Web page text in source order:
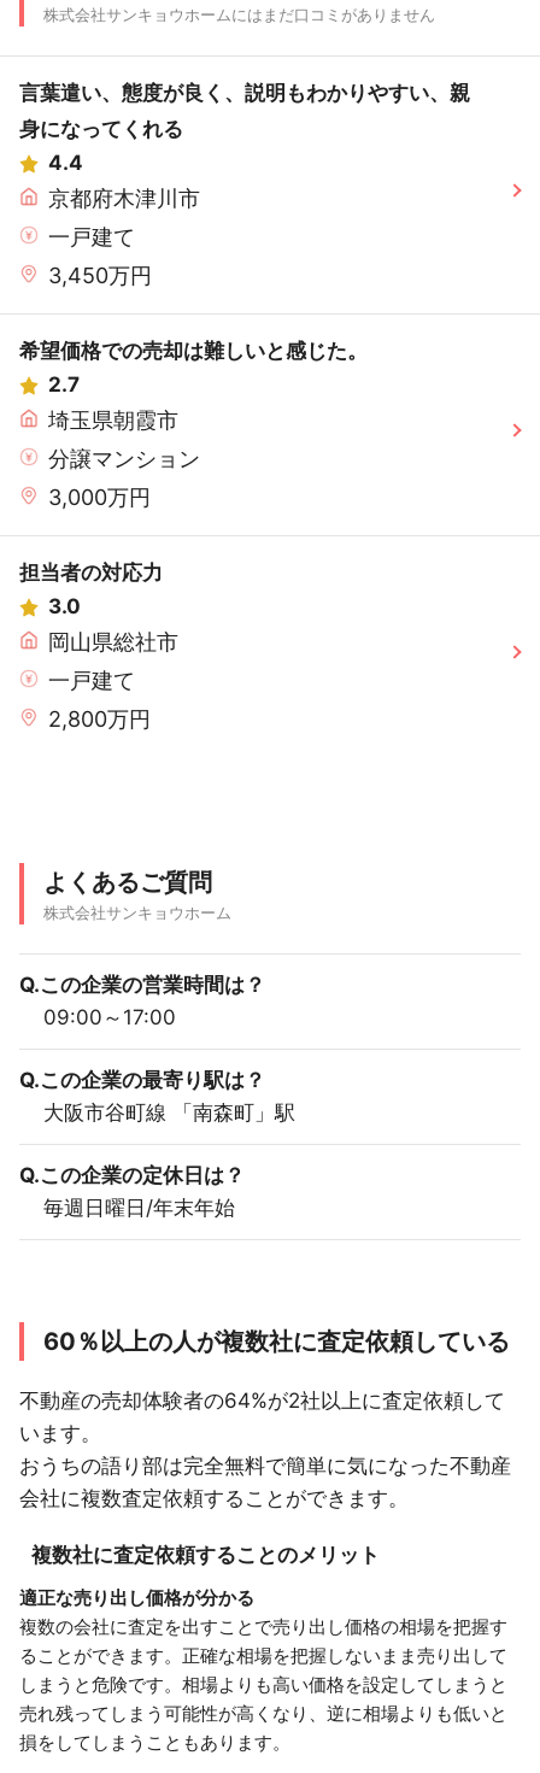
株式会社サンキョウホームにはまだ口コミがありません
言葉遣い、態度が良く、説明もわかりやすい、親
身になってくれる
4.4
京都府木津川市
一戸建て
3,450万円
希望価格での売却は難しいと感じた。
2.7
埼玉県朝霞市
分譲マンション
3,000万円
担当者の対応力
3.0
岡山県総社市
一戸建て
2,800万円
よくあるご質問
株式会社サンキョウホーム
Q.この企業の営業時間は？
09:00～17:00
Q.この企業の最寄り駅は？
大阪市谷町線 「南森町」駅
Q.この企業の定休日は？
毎週日曜日/年末年始
60％以上の人が複数社に査定依頼している
不動産の売却体験者の64%が2社以上に査定依頼して
います。
おうちの語り部は完全無料で簡単に気になった不動産
会社に複数査定依頼することができます。
複数社に査定依頼することのメリット
適正な売り出し価格が分かる
複数の会社に査定を出すことで売り出し価格の相場を把握す
ることができます。正確な相場を把握しないまま売り出して
しまうと危険です。相場よりも高い価格を設定してしまうと
売れ残ってしまう可能性が高くなり、逆に相場よりも低いと
損をしてしまうこともあります。